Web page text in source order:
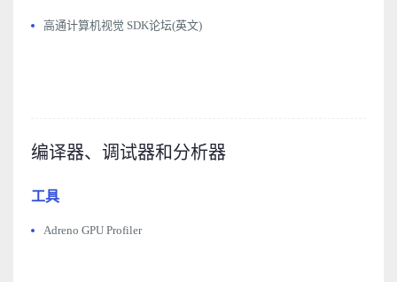
高通计算机视觉 SDK论坛(英文)
编译器、调试器和分析器
工具
Adreno GPU Profiler